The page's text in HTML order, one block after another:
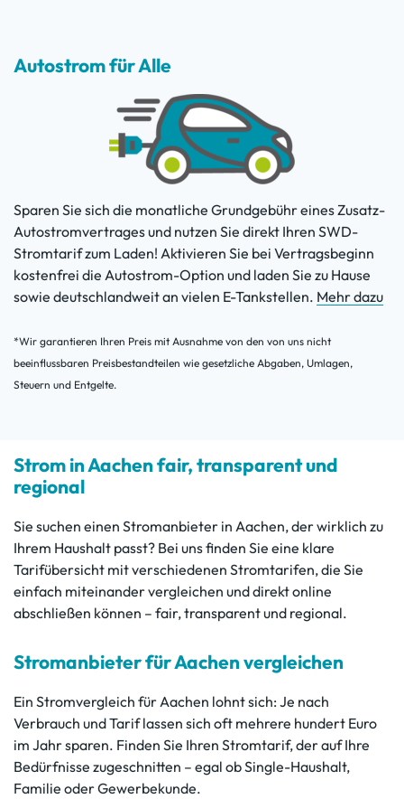
Autostrom für Alle
Sparen Sie sich die monatliche Grundgebühr eines Zusatz-
Autostromvertrages und nutzen Sie direkt Ihren SWD-
Stromtarif zum Laden! Aktivieren Sie bei Vertragsbeginn
kostenfrei die Autostrom-Option und laden Sie zu Hause
sowie deutschlandweit an vielen E-Tankstellen. Mehr dazu
*Wir garantieren Ihren Preis mit Ausnahme von den von uns nicht
beeinflussbaren Preisbestandteilen wie gesetzliche Abgaben, Umlagen,
Steuern und Entgelte.
Strom in Aachen fair, transparent und
regional
Sie suchen einen Stromanbieter in Aachen, der wirklich zu
Ihrem Haushalt passt? Bei uns finden Sie eine klare
Tarifübersicht mit verschiedenen Stromtarifen, die Sie
einfach miteinander vergleichen und direkt online
abschließen können – fair, transparent und regional.
Stromanbieter für Aachen vergleichen
Ein Stromvergleich für Aachen lohnt sich: Je nach
Verbrauch und Tarif lassen sich oft mehrere hundert Euro
im Jahr sparen. Finden Sie Ihren Stromtarif, der auf Ihre
Bedürfnisse zugeschnitten – egal ob Single-Haushalt,
Familie oder Gewerbekunde.